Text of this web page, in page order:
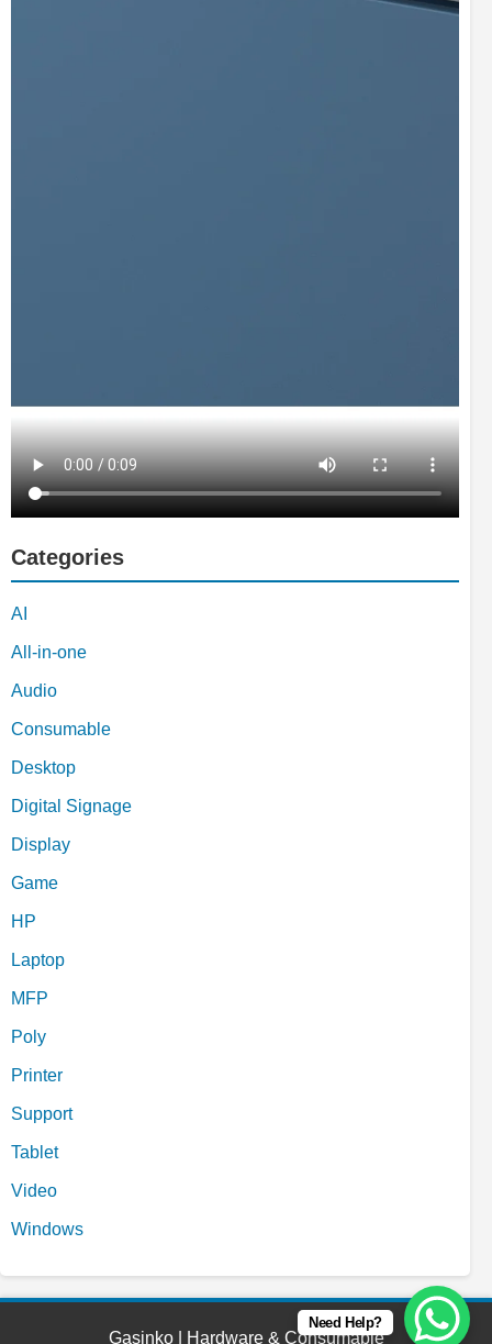
Categories
AI
All-in-one
Audio
Consumable
Desktop
Digital Signage
Display
Game
HP
Laptop
MFP
Poly
Printer
Support
Tablet
Video
Windows
Gasinko | Hardware & Consumable
Need Help?